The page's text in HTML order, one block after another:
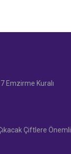
Emzirme Kuralı
Çiftlere Önemli